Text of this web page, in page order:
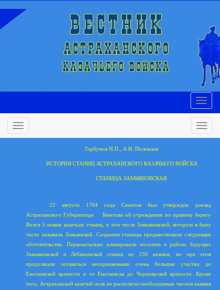
Горбунов Н.П., А.И. Полежаев
ИСТОРИЯ СТАНИЦ АСТРАХАНСКОГО КАЗАЧЬЕГО ВОЙСКА
СТАНИЦА ЗАМЬЯНОВСКАЯ
21 августа 1764 года Сенатом был утвержден доклад
Астраханского Губернатора
Бекетова об учреждении по правому берегу
Волги 5 новых казачьих станиц, в том числе Замьяновской, которую в быту
часто называли Замьянской. Созданию станицы предшествовали следующие
обстоятельства. Первоначально планировали поселить в районе будущих
Замьяновской и Лебяжинской станиц по 250 казаков, но при этом
продолжали оставаться неохраняемыми очень большие участки до
Енотаевской крепости и от Енотаевска до Черноярской крепости. Кроме
того, Астраханский казачий полк не располагал необходимым числом казаков